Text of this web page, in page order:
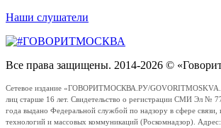
Наши слушатели
Все права защищены. 2014-2026 ©
Сетевое издание «ГОВОРИТМОСКВА.РУ/
лиц старше 16 лет. Свидетельство о регистрации СМИ Эл №
года выдано Федеральной службой по надзору в сфере
технологий и массовых коммуникаций (Роскомнадзор).